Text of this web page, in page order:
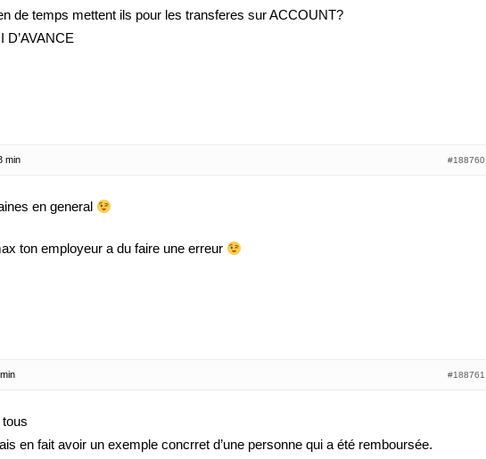
de temps mettent ils pour les transferes sur ACCOUNT?
D’AVANCE
min #188760
en general
ton employeur a du faire une erreur
#188761
en fait avoir un exemple concrret d’une personne qui a été remboursée.